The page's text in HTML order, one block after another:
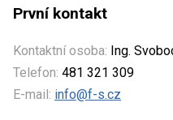
První kontakt
Kontaktní osoba: Ing.
Telefon: 481 321 309
E-mail: info@f-s.cz